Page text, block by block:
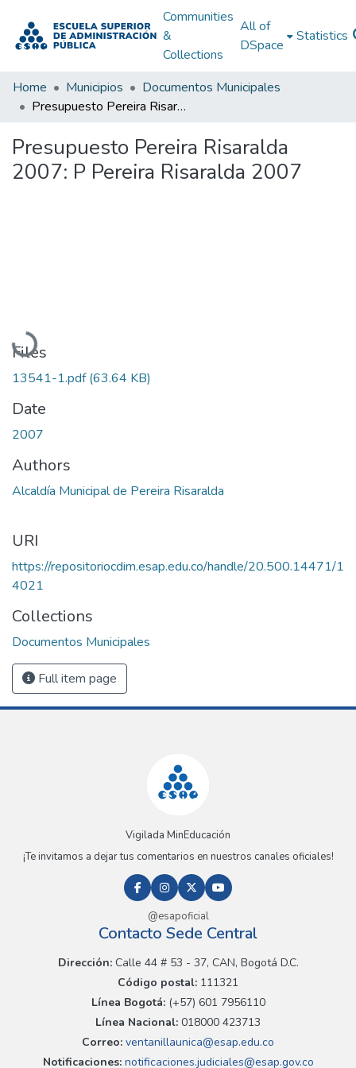
Communities
&
Collections
All of
DSpace
Statistics
Home Municipios
Documentos Municipales
Presupuesto Pereira Risaralda 2007: P Pereira Risaralda 2007
Presupuesto Pereira Risaralda
2007: P Pereira Risaralda 2007
Loading...
Files
13541-1.pdf(63.64 KB)
Date
2007
Authors
Alcaldía Municipal de Pereira Risaralda
URI
https://repositoriocdim.esap.edu.co/handle/20.500.14471/1
4021
Collections
Documentos Municipales
Full item page
Vigilada MinEducación
¡Te invitamos a dejar tus comentarios en nuestros canales oficiales!
@esapoficial
Contacto Sede Central
Dirección:Calle 44 # 53 - 37, CAN, Bogotá D.C.
Código postal: 111321
Línea Bogotá:(+57) 601 7956110
Línea Nacional: 018000 423713
Correo: ventanillaunica@esap.edu.co
Notificaciones:notificaciones.judiciales@esap.gov.co